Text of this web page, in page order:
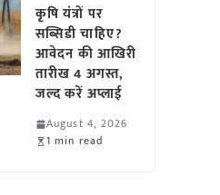
कृषि यंत्रों पर
सब्सिडी चाहिए?
आवेदन की आखिरी
तारीख 4 अगस्त,
जल्द करें अप्लाई
August 4, 2026
1 min read